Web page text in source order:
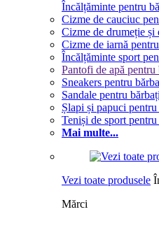
Încălțăminte pentru
Cizme de cauciuc
Cizme de drumeție și
Cizme de iarnă
Încălțăminte sport
Pantofi de apă pentru
Sneakers pentru
Sandale pentru bărbați
Șlapi și papuci pentru
Teniși de sport pentru
Mai multe...
Vezi toate produsele
Mărci